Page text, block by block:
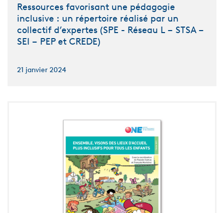
Ressources favorisant une pédagogie
inclusive : un répertoire réalisé par un
collectif d’expertes (SPE - Réseau L – STSA –
SEI – PEP et CREDE)
21 janvier 2024